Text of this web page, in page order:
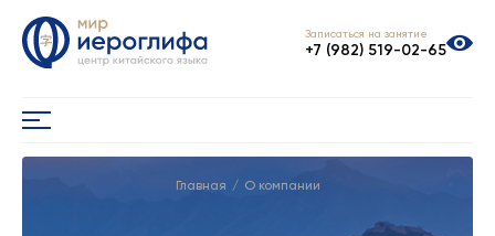
Записаться на занятие
+7 (982) 519-02-65
Главная О компании